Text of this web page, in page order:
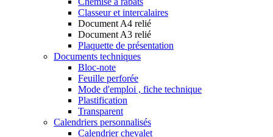
Classeur et intercalaires
Document A4 relié
Document A3 relié
Plaquette de présentation
Documents techniques
Bloc-note
Feuille perforée
Mode d'emploi , fiche technique
Plastification
Transparent
Calendriers personnalisés
Calendrier chevalet